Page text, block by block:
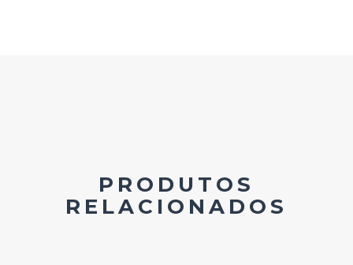
PRODUTOS
RELACIONADOS